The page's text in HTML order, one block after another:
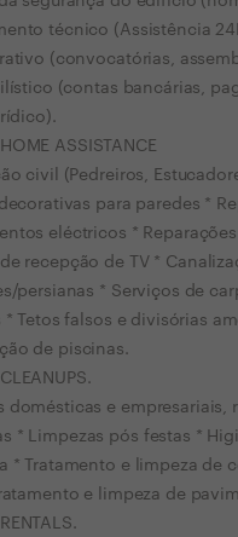
técnico (Assistência
(convocatórias,
(contas bancárias,
ASSISTANCE
civil (Pedreiros,
para paredes *
eléctricos *
recepção de TV *
persianas * Serviços de
* Tetos falsos e divisórias
de piscinas.
domésticas e
* Limpezas pós festas *
* Tratamento e limpeza de
e limpeza de